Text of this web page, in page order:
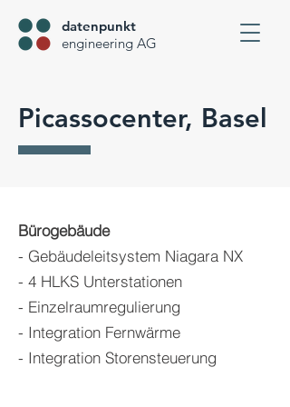
datenpunkt
engineering AG
Picassocenter, Basel
Bürogebäude
- Gebäudeleitsystem Niagara NX
- 4 HLKS Unterstationen
- Einzelraumregulierung
- Integration Fernwärme
- Integration Storensteuerung